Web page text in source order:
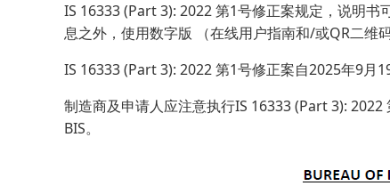
IS 16333 (Part 3): 2022 第1号修正案规定，说明
息之外，使用数字版 （在线用户指南和/或QR二维
IS 16333 (Part 3): 2022 第1号修正案自2025年9月
制造商及申请人应注意执行IS 16333 (Part 3):
BIS。